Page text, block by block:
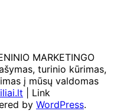
MARKETINGO
turinio kūrimas,
į mūsų valdomas
| Link
by WordPress.